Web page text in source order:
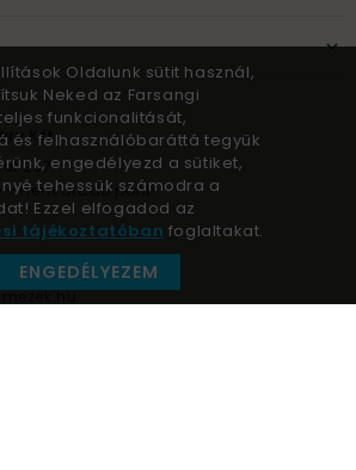
Kft.
267.
– nem átadó pont!
Oldalunk sütit használ,
Neked az Farsangi
funkcionalitását,
és felhasználóbaráttá tegyük
engedélyezd a sütiket,
tehessük számodra a
Ezzel elfogadod az
tájékoztatóban foglaltakat.
ENGEDÉLYEZEM